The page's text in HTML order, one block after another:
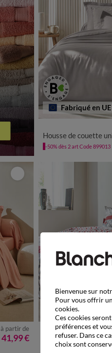
Fabriqué en UE
Housse de couette uni -
-50% dès 2 art Code 899013
à partir de
41,99 € Housse de couette Marlow imprimé
Bienvenue sur
Pour vous offrir
cookies.
Ces cookies
préférences et
refuser. Dans ce
choix sont